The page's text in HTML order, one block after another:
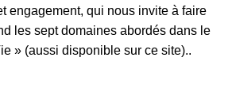
engagement, qui nous invite à faire
les sept domaines abordés dans le
» (aussi disponible sur ce site)..